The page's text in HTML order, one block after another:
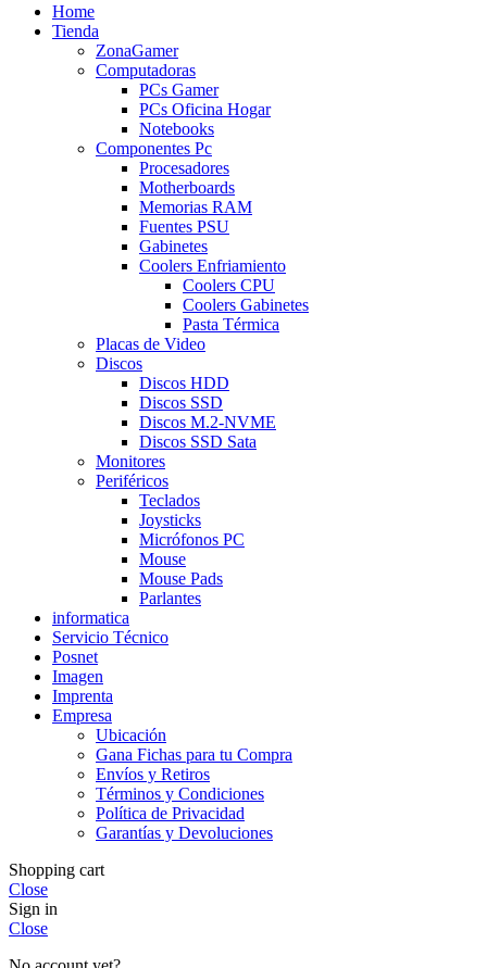
Home
Tienda
ZonaGamer
Computadoras
PCs Gamer
PCs Oficina Hogar
Notebooks
Componentes Pc
Procesadores
Motherboards
Memorias RAM
Fuentes PSU
Gabinetes
Coolers Enfriamiento
Coolers CPU
Coolers Gabinetes
Pasta Térmica
Placas de Video
Discos
Discos HDD
Discos SSD
Discos M.2-NVME
Discos SSD Sata
Monitores
Periféricos
Teclados
Joysticks
Micrófonos PC
Mouse
Mouse Pads
Parlantes
informatica
Servicio Técnico
Posnet
Imagen
Imprenta
Empresa
Ubicación
Gana Fichas para tu Compra
Envíos y Retiros
Términos y Condiciones
Política de Privacidad
Garantías y Devoluciones
Shopping cart
Close
Sign in
Close